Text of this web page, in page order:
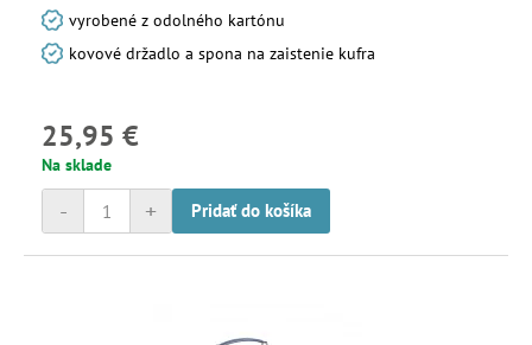
vyrobené z odolného kartónu
kovové držadlo a spona na zaistenie kufra
25,95 €
Na sklade
+
- Pridať do košíka